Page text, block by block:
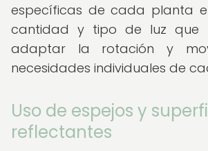
específicas de cada planta
cantidad y tipo de luz que
adaptar la rotación y
necesidades individuales de
Uso de espejos y
reflectantes